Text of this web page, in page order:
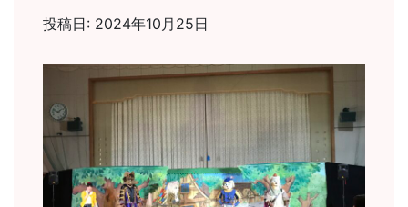
投稿日: 2024年10月25日